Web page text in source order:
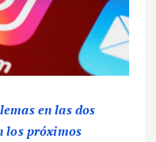
en las dos
los próximos